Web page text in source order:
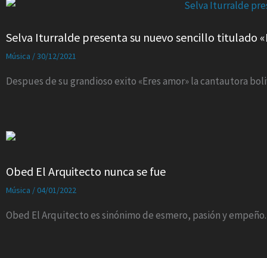
Selva Iturralde presenta su nuevo sencillo titulado
Música /30/12/2021
Despues de su grandioso exito «Eres amor» la cantautora
Obed El Arquitecto nunca se fue
Música / 04/01/2022
Obed El Arquitecto es sinónimo de esmero, pasión y